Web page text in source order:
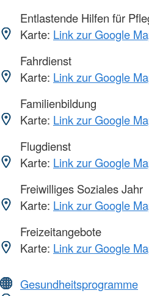
Entlastende Hilfen für
Karte: Link zur Google
Fahrdienst
Karte: Link zur Google
Familienbildung
Karte: Link zur Google
Flugdienst
Karte: Link zur Google
Freiwilliges Soziales Jahr
Karte: Link zur Google
Freizeitangebote
Karte: Link zur Google
Gesundheitsprogramme